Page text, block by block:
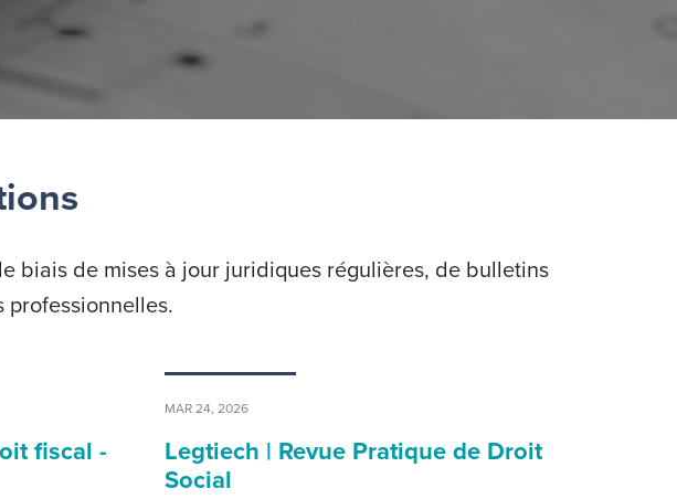
biais de mises à jour juridiques régulières, de bulletins
fiscal -
MAR 24, 2026
Legtiech | Revue Pratique de Droit
Social